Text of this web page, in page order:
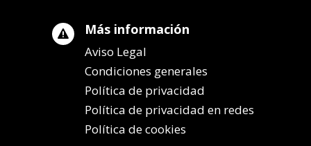
 Más información
Aviso Legal
Condiciones generales
Política de privacidad
Política de privacidad en redes
Política de cookies